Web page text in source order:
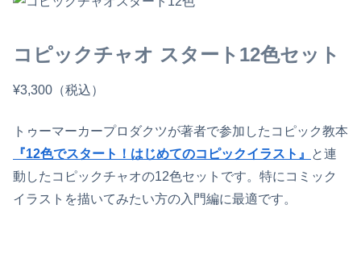
コピックチャオ スタート12色セット
¥3,300（税込）
トゥーマーカープロダクツが著者で参加したコピック教本
『12色でスタート！はじめてのコピックイラスト』
と連
動したコピックチャオの12色セットです。特にコミック
イラストを描いてみたい方の入門編に最適です。